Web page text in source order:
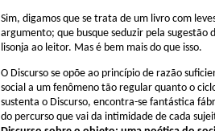
Sim, digamos que se trata de um livro com
argumento; que busque seduzir pela sugestão
lisonja ao leitor. Mas é bem mais do que isso.
O Discurso se opõe ao princípio de razão
social a um fenômeno tão regular quanto o
sustenta o Discurso, encontra-se fantástica
do percurso que vai da intimidade de cada